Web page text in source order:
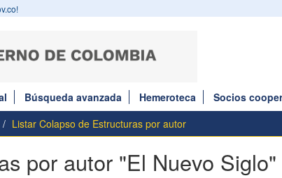
Búsqueda avanzada Hemeroteca
Socios
Listar Colapso de Estructuras por autor
por autor "El Nuevo Siglo"